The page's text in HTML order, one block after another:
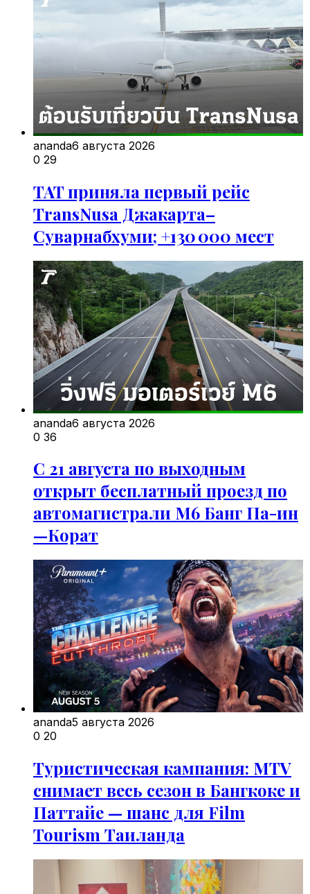
ananda6 августа 2026
0 29
TAT приняла первый рейс
TransNusa Джакарта–
Суварнабхуми; +130 000 мест
ananda6 августа 2026
0 36
С 21 августа по выходным
открыт бесплатный проезд по
автомагистрали M6 Банг Па-ин
—Корат
ananda5 августа 2026
0 20
Туристическая кампания: MTV
снимает весь сезон в Бангкоке и
Паттайе — шанс для Film
Tourism Таиланда